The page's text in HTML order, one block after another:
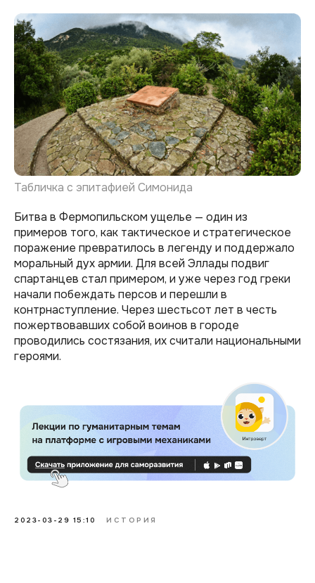
Табличка с эпитафией Симонида
Битва в Фермопильском ущелье — один из
примеров того, как тактическое и стратегическое
поражение превратилось в легенду и поддержало
моральный дух армии. Для всей Эллады подвиг
спартанцев стал примером, и уже через год греки
начали побеждать персов и перешли в
контрнаступление. Через шестьсот лет в честь
пожертвовавших собой воинов в городе
проводились состязания, их считали национальными
героями.
2023-03-29 15:10 ИСТОРИЯ